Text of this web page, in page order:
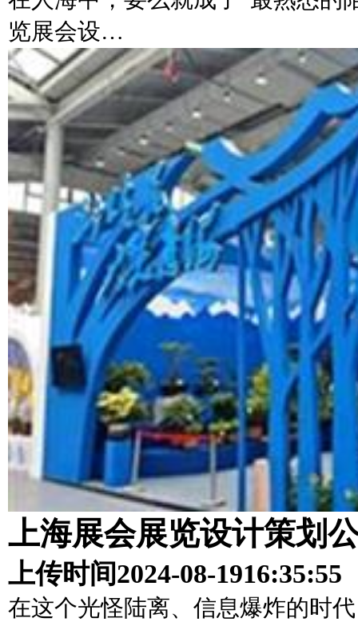
览展会设…
上海展会展览设计策划
上传时间2024-08-1916:35:55
在这个光怪陆离、信息爆炸的时